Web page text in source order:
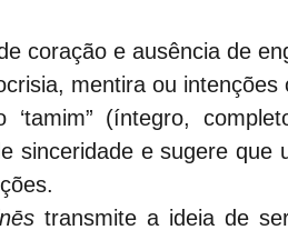
coração e ausência de
mentira ou intenções
(íntegro,
sinceridade e sugere que
transmite a ideia de